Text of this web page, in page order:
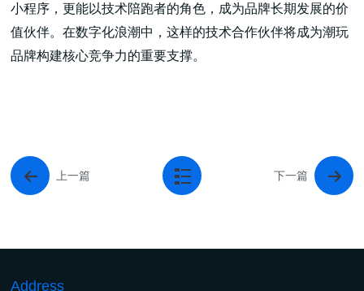
小程序，更能以技术陪跑者的角色，成为品牌长期发展的价
值伙伴。在数字化浪潮中，这样的技术合作伙伴将成为潮玩
品牌构建核心竞争力的重要支撑。
上一篇 下一篇
Address